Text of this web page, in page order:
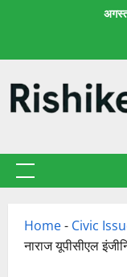
प्राथमिक
Home- Civic
नाराज यूपीसीएल